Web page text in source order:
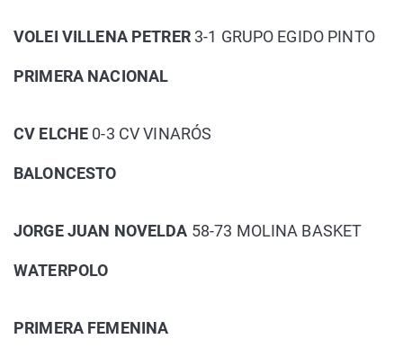
VOLEI VILLENA PETRER 3-1 GRUPO EGIDO PINTO
PRIMERA NACIONAL
CV ELCHE 0-3 CV VINARÓS
BALONCESTO
JORGE JUAN NOVELDA 58-73 MOLINA BASKET
WATERPOLO
PRIMERA FEMENINA